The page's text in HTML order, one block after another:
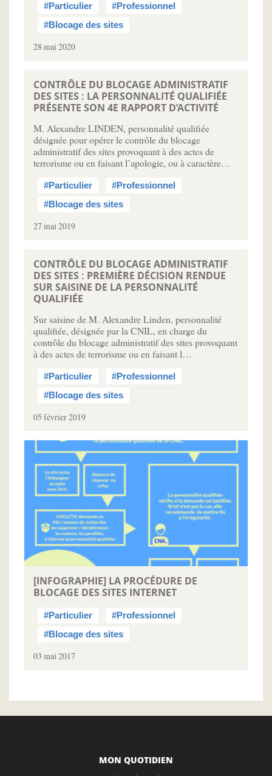
#Particulier
#Professionnel
#Blocage des sites
28 mai 2020
CONTRÔLE DU BLOCAGE ADMINISTRATIF
DES SITES : LA PERSONNALITÉ QUALIFIÉE
PRÉSENTE SON 4E RAPPORT D’ACTIVITÉ
M. Alexandre LINDEN, personnalité qualifiée
désignée pour opérer le contrôle du blocage
administratif des sites provoquant à des actes de
terrorisme ou en faisant l’apologie, ou à caractère…
#Particulier
#Professionnel
#Blocage des sites
27 mai 2019
CONTRÔLE DU BLOCAGE ADMINISTRATIF
DES SITES : PREMIÈRE DÉCISION RENDUE
SUR SAISINE DE LA PERSONNALITÉ
QUALIFIÉE
Sur saisine de M. Alexandre Linden, personnalité
qualifiée, désignée par la CNIL, en charge du
contrôle du blocage administratif des sites provoquant
à des actes de terrorisme ou en faisant l…
#Particulier
#Professionnel
#Blocage des sites
05 février 2019
[INFOGRAPHIE] LA PROCÉDURE DE
BLOCAGE DES SITES INTERNET
#Particulier
#Professionnel
#Blocage des sites
03 mai 2017
MON QUOTIDIEN